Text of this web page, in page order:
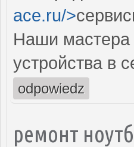
ace.ru/>
Наши мастера
устройства в
odpowiedz
ремонт